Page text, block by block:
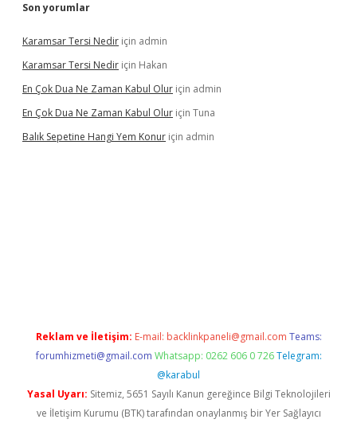
Son yorumlar
Karamsar Tersi Nedir için admin
Karamsar Tersi Nedir için Hakan
En Çok Dua Ne Zaman Kabul Olur için admin
En Çok Dua Ne Zaman Kabul Olur için Tuna
Balık Sepetine Hangi Yem Konur için admin
Reklam ve İletişim: E-mail: backlinkpaneli@gmail.com Teams:
forumhizmeti@gmail.com Whatsapp: 0262 606 0 726 Telegram:
@karabul
Yasal Uyarı: Sitemiz, 5651 Sayılı Kanun gereğince Bilgi Teknolojileri
ve İletişim Kurumu (BTK) tarafından onaylanmış bir Yer Sağlayıcı